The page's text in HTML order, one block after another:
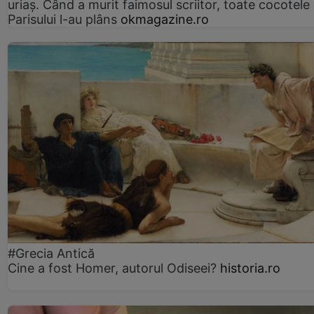
uriaș. Când a murit faimosul scriitor, toate cocotele
Parisului l-au plâns okmagazine.ro
#Grecia Antică
Cine a fost Homer, autorul Odiseei? historia.ro